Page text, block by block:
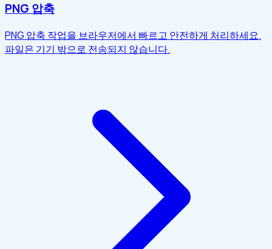
PNG 압축
PNG 압축 작업을 브라우저에서 빠르고 안전하게 처리하세요.
파일은 기기 밖으로 전송되지 않습니다.